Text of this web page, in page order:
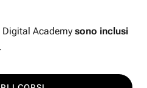
Academy sono inclusi